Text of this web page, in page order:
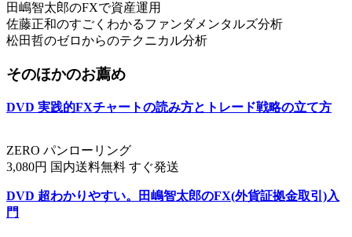
田嶋智太郎のFXで資産運用
佐藤正和のすごくわかるファンダメンタルズ分析
松田哲のゼロからのテクニカル分析
そのほかのお薦め
DVD 実践的FXチャートの読み方とトレード戦略の立て方
ZERO パンローリング
3,080円 国内送料無料 すぐ発送
DVD 超わかりやすい。田嶋智太郎のFX(外貨証拠金取引)入
門